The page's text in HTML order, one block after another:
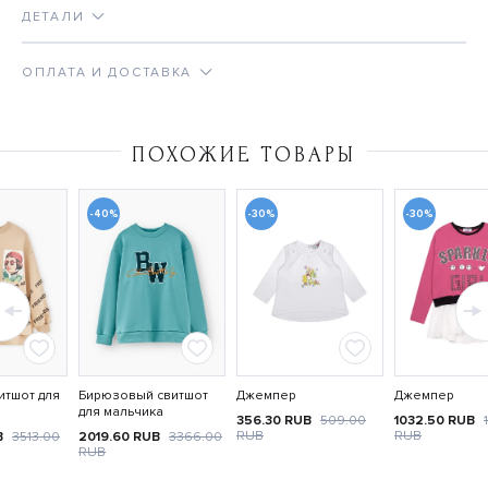
ДЕТАЛИ
ОПЛАТА И ДОСТАВКА
ПОХОЖИЕ ТОВАРЫ
для
3513.00
-40%
Бирюзовый свитшот
для мальчика
2019.60 RUB 3366.00
RUB
-30%
Джемпер
356.30 RUB 509.00
RUB
-30%
Джемпер
1032.50 RUB
RUB